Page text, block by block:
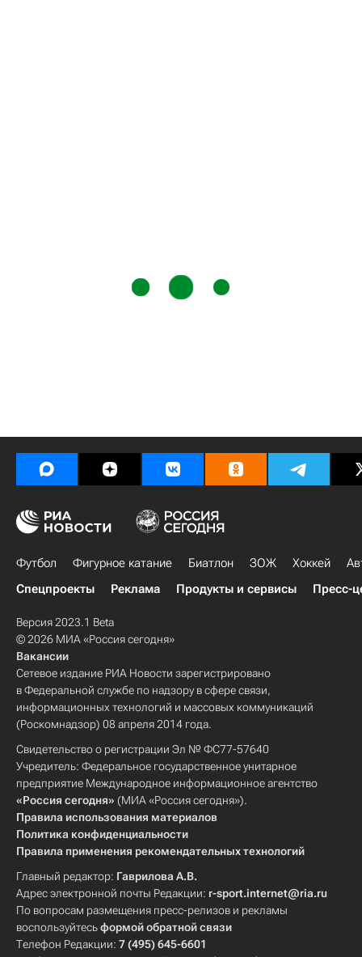
Футбол Фигурное катание Биатлон ЗОЖ Хоккей
Спецпроекты
Реклама Продукты и сервисы Пресс-
Версия 2023.1 Beta
© 2026 МИА «Россия сегодня»
Вакансии
Сетевое издание РИА Новости зарегистрировано
в Федеральной службе по надзору в сфере связи,
информационных технологий и массовых коммуникаций
(Роскомнадзор) 08 апреля 2014 года.
Свидетельство о регистрации Эл № ФС77-57640
Учредитель: Федеральное государственное унитарное
предприятие Международное информационное агентство
«Россия сегодня» (МИА «Россия сегодня»).
Правила использования материалов
Политика конфиденциальности
Правила применения рекомендательных технологий
Главный редактор: Гаврилова А.В.
Адрес электронной почты Редакции: r-sport.internet@ria.ru
По вопросам размещения пресс-релизов и рекламы
воспользуйтесьформой обратной связи
Телефон Редакции: 7 (495) 645-6601